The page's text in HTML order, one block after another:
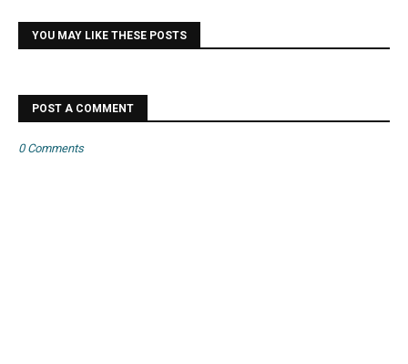
YOU MAY LIKE THESE POSTS
POST A COMMENT
0 Comments